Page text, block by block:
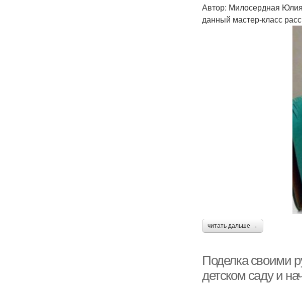
Автор: Милосердная Юлия
данный мастер-класс
читать дальше →
Поделка своими
детском саду и